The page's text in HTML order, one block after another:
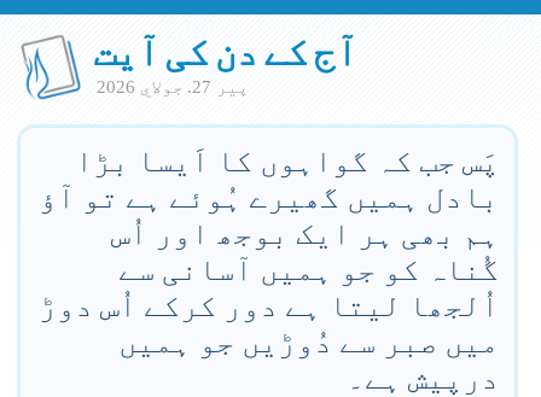
آج کے دن کی آیت
پير 27. جولاي 2026
پَس جب کہ گواہوں کا اَیسا بڑا
بادل ہمیں گھیرے ہُوئے ہے تو آؤ
ہم بھی ہر ایک بوجھ اور اُس
گُناہ کو جو ہمیں آسانی سے
اُلجھا لیتا ہے دور کرکے اُس دوڑ
میں صبر سے دُوڑیں جو ہمیں
درپیش ہے۔